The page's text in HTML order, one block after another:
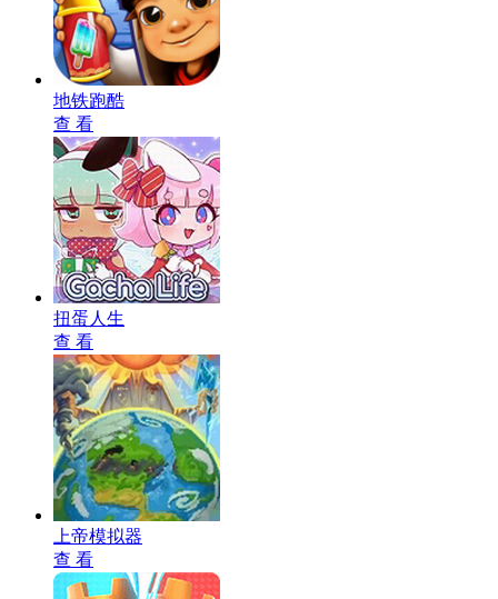
地铁跑酷
查 看
扭蛋人生
查 看
上帝模拟器
查 看